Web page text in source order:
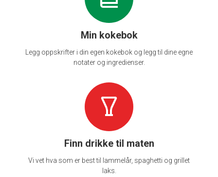
Min kokebok
Legg oppskrifter i din egen kokebok og legg til dine egne
notater og ingredienser.
Finn drikke til maten
Vi vet hva som er best til lammelår, spaghetti og grillet
laks.